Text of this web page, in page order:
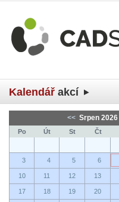
Kalendář akcí
<< Srpen 2026
Po Út St Čt
3 4 5 6
10 11 12 13
17 18 19 20